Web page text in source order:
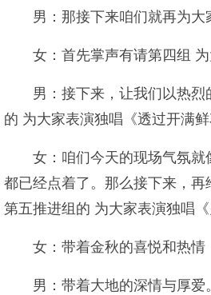
男：那接下来咱们就再为大
女：首先掌声有请第四组 为
男：接下来，让我们以热烈
的 为大家表演独唱《透过开满鲜
女：咱们今天的现场气氛就
都已经点着了。那么接下来，
第五推进组的 为大家表演独唱
女：带着金秋的喜悦和热情
男：带着大地的深情与厚爱。